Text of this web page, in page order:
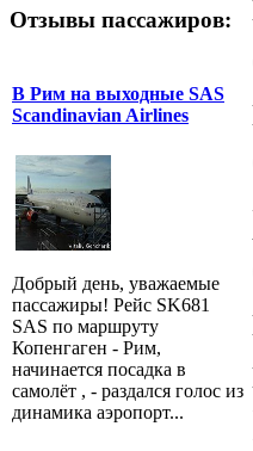
Отзывы пассажиров:
В Рим на выходные SAS
Scandinavian Airlines
Добрый день, уважаемые
пассажиры! Рейс SK681
SAS по маршруту
Копенгаген - Рим,
начинается посадка в
самолёт , - раздался голос из
динамика аэропорт...